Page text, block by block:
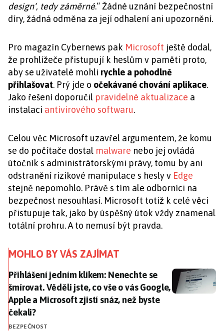
design‘, tedy záměrné.“ Žádné uznání bezpečnostní
díry, žádná odměna za její odhalení ani upozornění.
Pro magazín Cybernews pak Microsoft ještě dodal,
že prohlížeče přistupují k heslům v paměti proto,
aby se uživatelé mohli rychle a pohodlně
přihlašovat. Prý jde o očekávané chování aplikace.
Jako řešení doporučil pravidelné aktualizace a
instalaci antivirového softwaru.
Celou věc Microsoft uzavřel argumentem, že komu
se do počítače dostal malware nebo jej ovládá
útočník s administrátorskými právy, tomu by ani
odstranění rizikové manipulace s hesly v Edge
stejně nepomohlo. Právě s tím ale odborníci na
bezpečnost nesouhlasí. Microsoft totiž k celé věci
přistupuje tak, jako by úspěšný útok vždy znamenal
totální prohru. A to nemusí být pravda.
MOHLO BY VÁS ZAJÍMAT
Přihlášení jedním klikem: Nenechte se šmírovat.
Přihlášení jedním klikem: Nenechte se
šmírovat. Věděli jste, co vše o vás Google,
Apple a Microsoft zjistí snáz, než byste
čekali?
BEZPEČNOST